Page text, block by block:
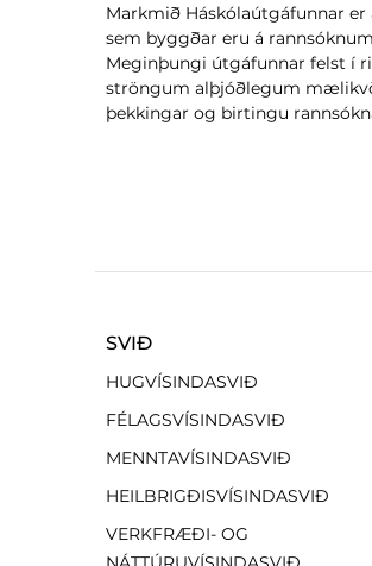
Markmið Háskólaútgáfunnar
sem byggðar eru á
Meginþungi útgáfunnar felst í
ströngum alþjóðlegum
þekkingar og birtingu
SVIÐ
HUGVÍSINDASVIÐ
FÉLAGSVÍSINDASVIÐ
MENNTAVÍSINDASVIÐ
HEILBRIGÐISVÍSINDASVIÐ
VERKFRÆÐI- OG